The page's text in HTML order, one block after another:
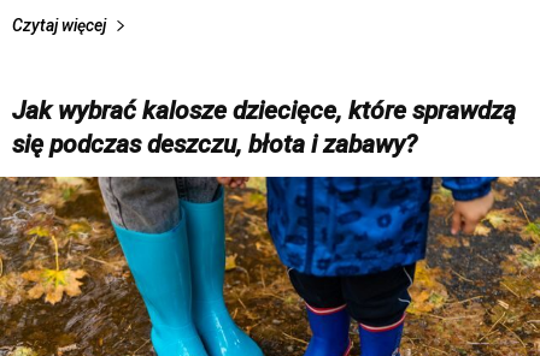
Czytaj więcej
Jak wybrać kalosze dziecięce, które sprawdzą
się podczas deszczu, błota i zabawy?